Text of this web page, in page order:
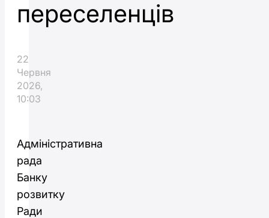
переселенців
22
Червня
2026,
10:03
Адміністративна
рада
Банку
розвитку
Ради